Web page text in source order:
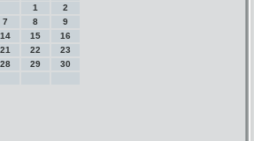
1
2
7 8
9
14 15
16
21 22
23
28 29
30